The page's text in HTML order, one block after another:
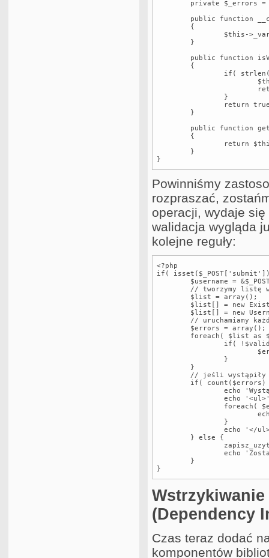
}
Powinniśmy
rozpraszać,
operacji, wydaje
walidacja wygląda
kolejne reguły:
<?php
if(
}
(Dependency
Czas teraz dodać
komponentów